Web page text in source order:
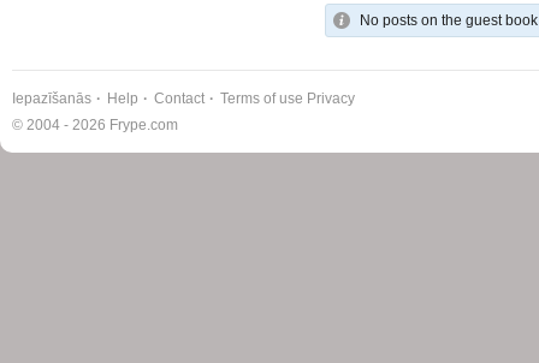
No posts on the guest book
Iepazīšanās Help Contact Terms of use Privacy
© 2004 - 2026 Frype.com